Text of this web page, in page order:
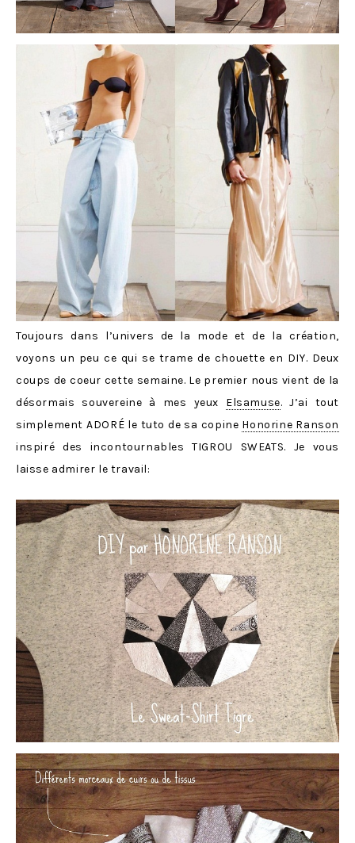
Toujours dans l’univers de la mode et de la création,
voyons un peu ce qui se trame de chouette en DIY. Deux
coups de coeur cette semaine. Le premier nous vient de la
désormais souvereine à mes yeux Elsamuse. J’ai tout
simplement ADORÉ le tuto de sa copine Honorine Ranson
inspiré des incontournables TIGROU SWEATS. Je vous
laisse admirer le travail: